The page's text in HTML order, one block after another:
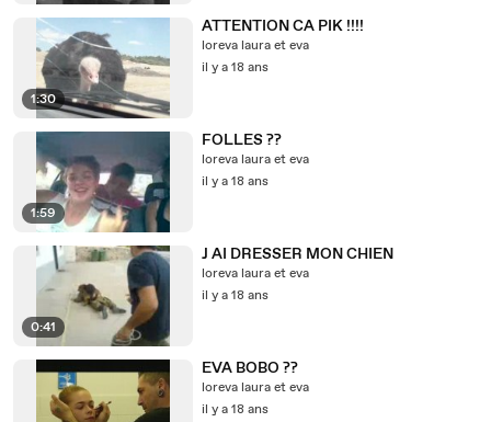
1:30
ATTENTION CA PIK !!!!
loreva laura et eva
il y a 18 ans
1:59
FOLLES ??
loreva laura et eva
il y a 18 ans
0:41
J AI DRESSER MON CHIEN
loreva laura et eva
il y a 18 ans
EVA BOBO ??
loreva laura et eva
il y a 18 ans